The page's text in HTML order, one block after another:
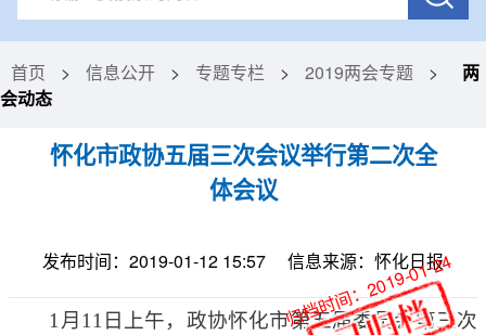
首页 > 信息公开 > 专题专栏 > 2019两会专题 >
两
会动态
怀化市政协五届三次会议举行第二次全
体会议
发布时间：2019-01-12 15:57 信息来源：怀化日报
1月11日上午，政协怀化市第五届委员会第三次
归档时间：2019-01-24